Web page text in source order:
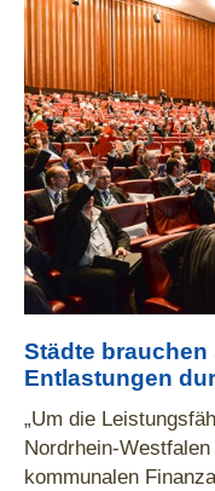
Städte
Entlastungen
„Um die
Nordrhein-
kommunalen